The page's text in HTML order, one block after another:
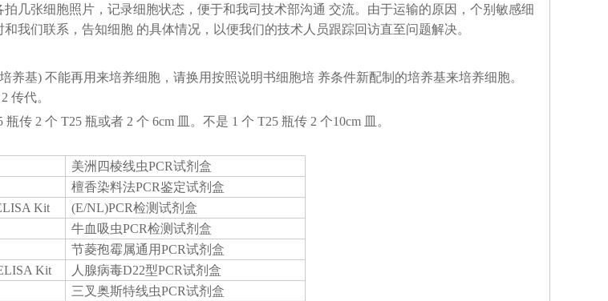
几张细胞照片，记录细胞状态，便于和我司技术部沟通 交流。由于运输的原因，个别敏感细
我们联系，告知细胞 的具体情况，以便我们的技术人员跟踪回访直至问题解决。
养基) 不能再用来培养细胞，请换用按照说明书细胞培 养条件新配制的培养基来培养细胞。
传代。
传 2 个 T25 瓶或者 2 个 6cm 皿。不是 1 个 T25 瓶传 2 个10cm 皿。
美洲四棱线虫PCR试剂盒
檀香染料法PCR鉴定试剂盒
Kit
(E/NL)PCR检测试剂盒
牛血吸虫PCR检测试剂盒
节菱孢霉属通用PCR试剂盒
Kit
人腺病毒D22型PCR试剂盒
三叉奥斯特线虫PCR试剂盒